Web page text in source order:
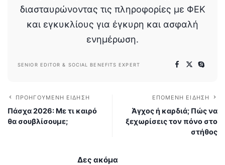
διασταυρώνοντας τις πληροφορίες με ΦΕΚ
και εγκυκλίους για έγκυρη και ασφαλή
ενημέρωση.
SENIOR EDITOR & SOCIAL BENEFITS EXPERT
ΠΡΟΗΓΟΎΜΕΝΗ ΕΊΔΗΣΗ
Πάσχα 2026: Με τι καιρό
θα σουβλίσουμε;
ΕΠΌΜΕΝΗ ΕΊΔΗΣΗ
Άγχος ή καρδιά; Πώς να
ξεχωρίσεις τον πόνο στο
στήθος
Δες ακόμα